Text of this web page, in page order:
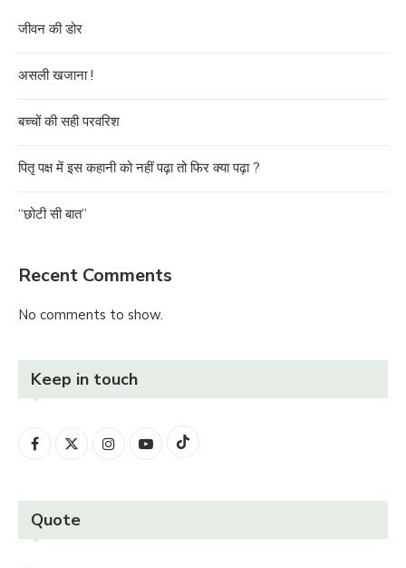
जीवन की डोर
असली खजाना !
बच्चों की सही परवरिश
पितृ पक्ष में इस कहानी को नहीं पढ़ा तो फिर क्या पढ़ा ?
“छोटी सी बात”
Recent Comments
No comments to show.
Keep in touch
Quote